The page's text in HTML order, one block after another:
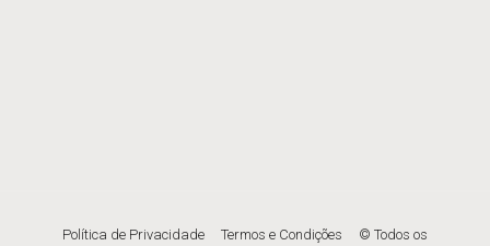
Política de Privacidade Termos e Condições © Todos os